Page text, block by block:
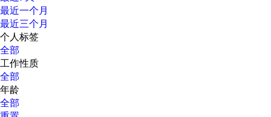
最近一个月
最近三个月
个人标签
全部
工作性质
全部
年龄
全部